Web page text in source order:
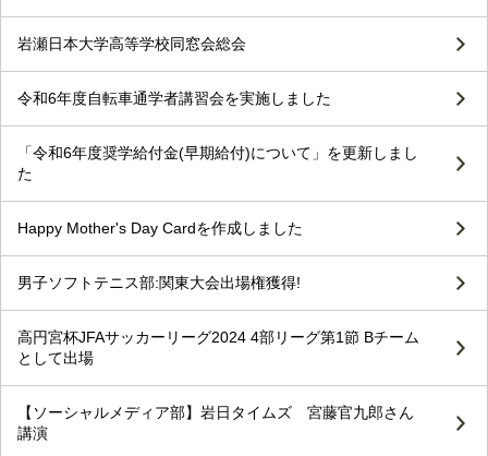
岩瀬日本大学高等学校同窓会総会
令和6年度自転車通学者講習会を実施しました
「令和6年度奨学給付金(早期給付)について」を更新しまし
た
Happy Mother's Day Cardを作成しました
男子ソフトテニス部:関東大会出場権獲得!
高円宮杯JFAサッカーリーグ2024 4部リーグ第1節 Bチーム
として出場
【ソーシャルメディア部】岩日タイムズ 宮藤官九郎さん
講演